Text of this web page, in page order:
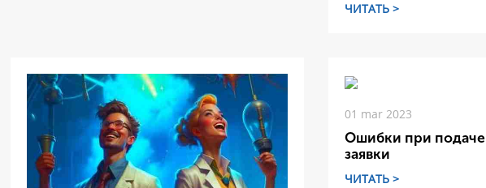
ЧИТАТЬ >
01 mar 2023
Ошибки при подаче
заявки
ЧИТАТЬ >